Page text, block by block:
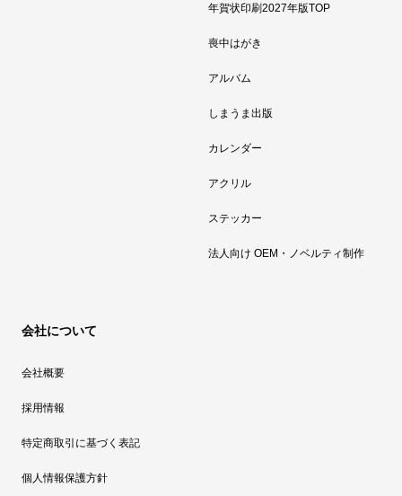
年賀状印刷2027年版TOP
喪中はがき
アルバム
しまうま出版
カレンダー
アクリル
ステッカー
法人向け OEM・ノベルティ制作
会社について
会社概要
採用情報
特定商取引に基づく表記
個人情報保護方針